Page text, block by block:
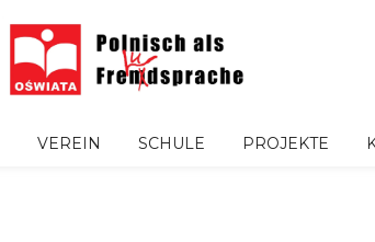
VEREIN SCHULE PROJEKTE